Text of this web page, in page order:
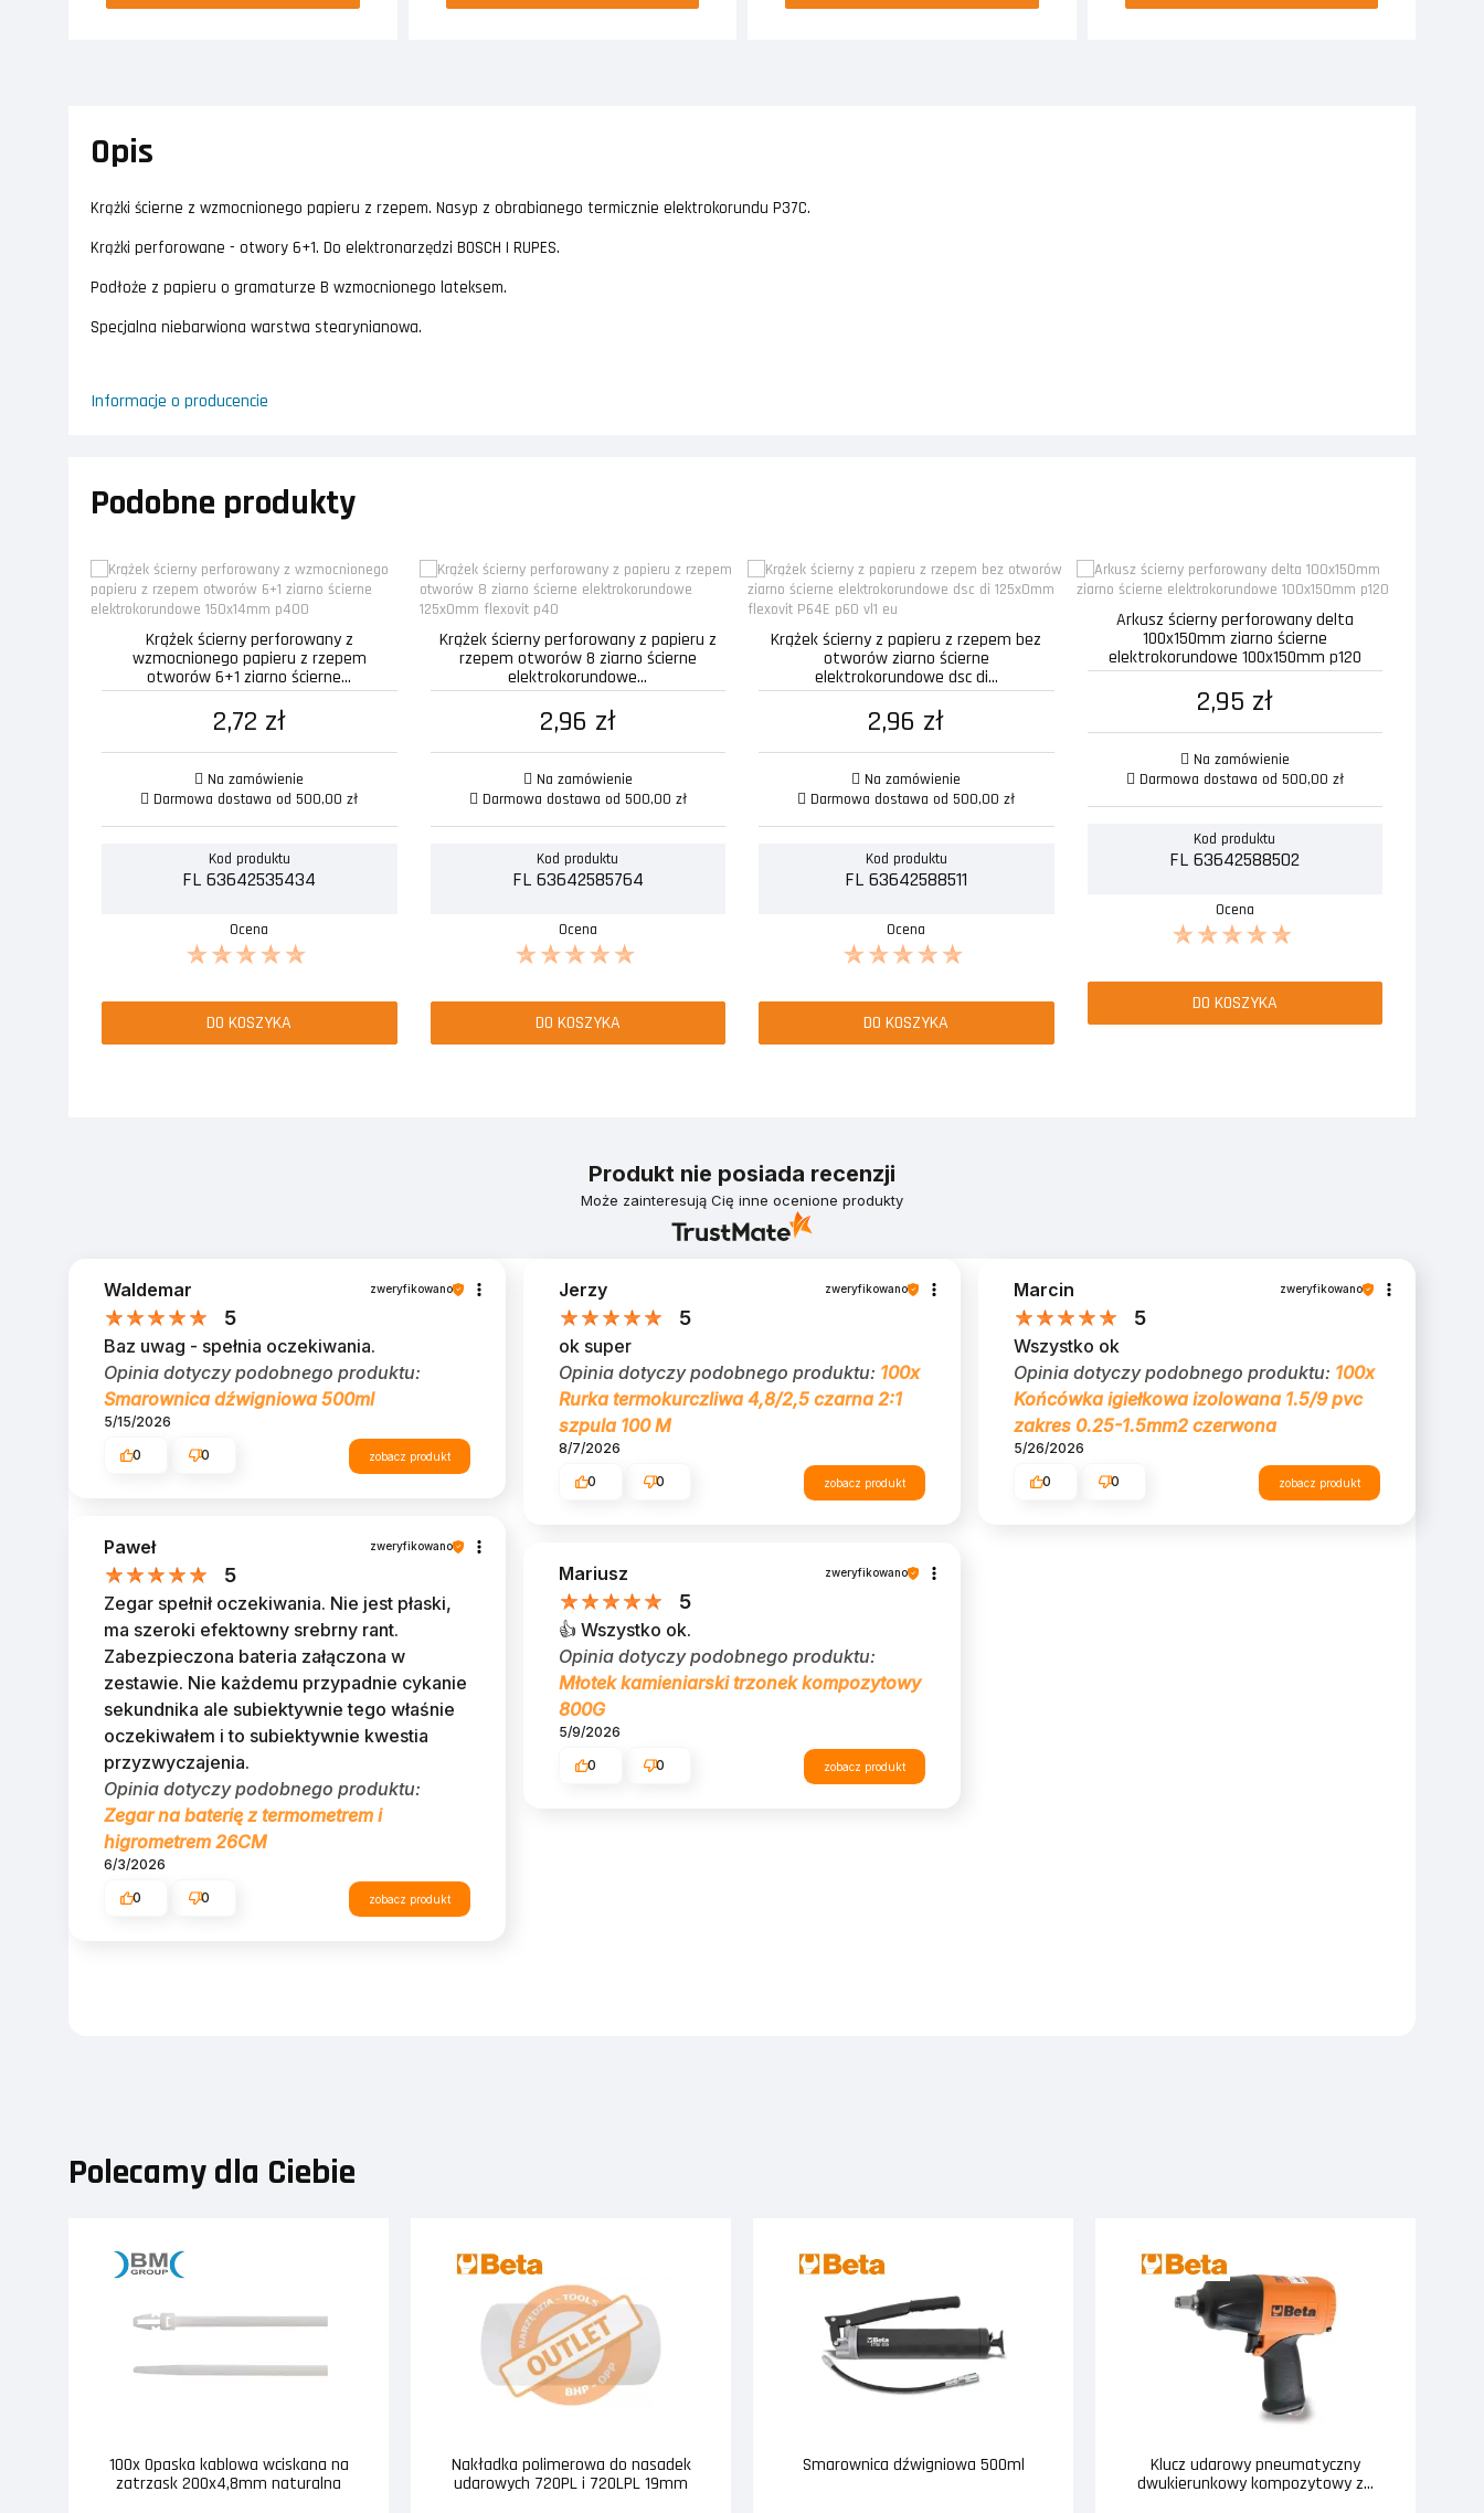
Opis
Krążki ścierne z wzmocnionego papieru z rzepem. Nasyp z obrabianego termicznie elektrokorundu P37C.
Krążki perforowane - otwory 6+1. Do elektronarzędzi BOSCH I RUPES.
Podłoże z papieru o gramaturze B wzmocnionego lateksem.
Specjalna niebarwiona warstwa stearynianowa.
Informacje o producencie
Podobne produkty
Krążek ścierny perforowany z
wzmocnionego papieru z rzepem
otworów 6+1 ziarno ścierne...
2,72 zł
Na zamówienie
Darmowa dostawa od 500,00 zł
Kod produktu
FL 63642535434
Ocena
DO KOSZYKA
Krążek ścierny perforowany z papieru z
rzepem otworów 8 ziarno ścierne
elektrokorundowe...
2,96 zł
Na zamówienie
Darmowa dostawa od 500,00 zł
Kod produktu
FL 63642585764
Ocena
DO KOSZYKA
Krążek ścierny z papieru z rzepem bez
otworów ziarno ścierne
elektrokorundowe dsc di...
2,96 zł
Na zamówienie
Darmowa dostawa od 500,00 zł
Kod produktu
FL 63642588511
Ocena
DO KOSZYKA
Arkusz ścierny perforowany delta
100x150mm ziarno ścierne
elektrokorundowe 100x150mm p120
2,95 zł
Na zamówienie
Darmowa dostawa od 500,00 zł
Kod produktu
FL 63642588502
Ocena
DO KOSZYKA
Produkt nie posiada recenzji
Może zainteresują Cię inne ocenione produkty
Waldemar zweryfikowano
5
Baz uwag - spełnia oczekiwania.
Opinia dotyczy podobnego produktu:
Smarownica dźwigniowa 500ml
5/15/2026
0 0 zobacz produkt
Jerzy zweryfikowano
5
ok super
Opinia dotyczy podobnego produktu: 100x
Rurka termokurczliwa 4,8/2,5 czarna 2:1
szpula 100 M
8/7/2026
0 0 zobacz produkt
Marcin zweryfikowano
5
Wszystko ok
Opinia dotyczy podobnego produktu: 100x
Końcówka igiełkowa izolowana 1.5/9 pvc
zakres 0.25-1.5mm2 czerwona
5/26/2026
0 0 zobacz produkt
Paweł zweryfikowano
5
Zegar spełnił oczekiwania. Nie jest płaski,
ma szeroki efektowny srebrny rant.
Zabezpieczona bateria załączona w
zestawie. Nie każdemu przypadnie cykanie
sekundnika ale subiektywnie tego właśnie
oczekiwałem i to subiektywnie kwestia
przyzwyczajenia.
Opinia dotyczy podobnego produktu:
Zegar na baterię z termometrem i
higrometrem 26CM
6/3/2026
0 0 zobacz produkt
Mariusz zweryfikowano
5
👍️ Wszystko ok.
Opinia dotyczy podobnego produktu:
Młotek kamieniarski trzonek kompozytowy
800G
5/9/2026
0 0 zobacz produkt
Polecamy dla Ciebie
100x Opaska kablowa wciskana na
zatrzask 200x4,8mm naturalna
Nakładka polimerowa do nasadek
udarowych 720PL i 720LPL 19mm
Smarownica dźwigniowa 500ml
Klucz udarowy pneumatyczny
dwukierunkowy kompozytowy z...